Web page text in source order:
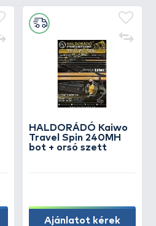
HALDORÁDÓ Kaiwo
Travel Spin 240MH
bot + orsó szett
Ajánlatot kérek